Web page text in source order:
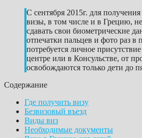
С сентября 2015г. для
визы, в том числе и в Грецию,
сдавать свои биометрические
отпечатки пальцев и фото раз в
потребуется личное
центре или в Консульстве, от
освобождаются только дети до
Содержание
Где получить визу
Безвизовый въезд
Виды виз
Необходимые документы